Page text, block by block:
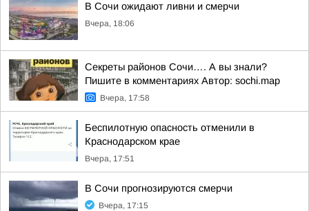
В Сочи ожидают ливни и смерчи
Вчера, 18:06
Секреты районов Сочи…. А вы знали?
Пишите в комментариях Автор: sochi.map
Вчера, 17:58
Беспилотную опасность отменили в
Краснодарском крае
Вчера, 17:51
В Сочи прогнозируются смерчи
Вчера, 17:15